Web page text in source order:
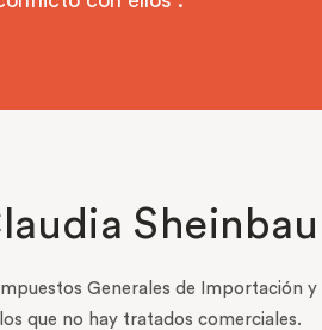
Generales de Importación
que no hay tratados comerciales.